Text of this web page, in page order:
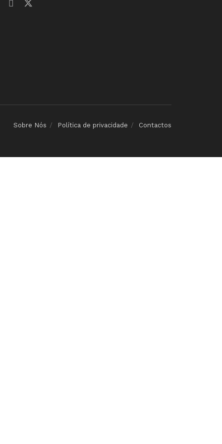
Sobre Nós Política de privacidade Contactos